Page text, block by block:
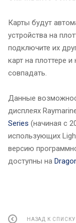
Карты будут
устройства на
подключите их
карт на плоттере
совпадать.
Данные
дисплеях
Series (начиная с
использующих
версию
доступны на
НАЗАД К СПИСКУ